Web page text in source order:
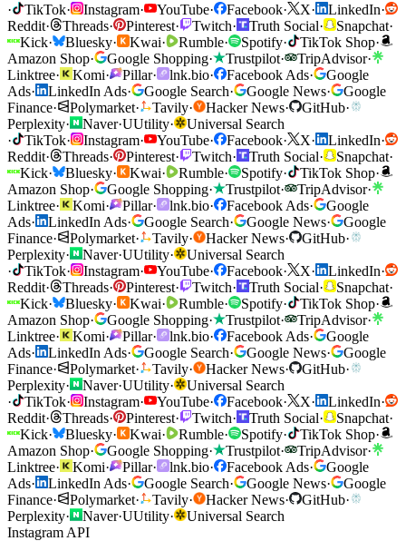
· TikTok· Instagram· YouTube· Facebook· X· LinkedIn·
Reddit· Threads· Pinterest· Twitch· Truth Social· Snapchat·
Kick· Bluesky· Kwai· Rumble· Spotify· TikTok Shop·
Amazon Shop· Google Shopping· Trustpilot· TripAdvisor·
Linktree· Komi· Pillar· lnk.bio· Facebook Ads·
Google
Ads· LinkedIn Ads· Google Search· Google News·
Google
Finance· Polymarket· Tavily· Hacker News· GitHub·
Perplexity· Naver·UUtility·
Universal Search
·
TikTok· Instagram· YouTube· Facebook· X· LinkedIn·
Reddit· Threads· Pinterest· Twitch· Truth Social· Snapchat·
Kick· Bluesky· Kwai· Rumble· Spotify· TikTok Shop·
Amazon Shop· Google Shopping· Trustpilot· TripAdvisor·
Linktree· Komi· Pillar· lnk.bio· Facebook Ads·
Google
Ads· LinkedIn Ads· Google Search· Google News·
Google
Finance· Polymarket· Tavily· Hacker News· GitHub·
Perplexity· Naver·UUtility·
Universal Search
·
TikTok· Instagram· YouTube· Facebook· X· LinkedIn·
Reddit· Threads· Pinterest· Twitch· Truth Social· Snapchat·
Kick· Bluesky· Kwai· Rumble· Spotify· TikTok Shop·
Amazon Shop· Google Shopping· Trustpilot· TripAdvisor·
Linktree· Komi· Pillar· lnk.bio· Facebook Ads·
Google
Ads· LinkedIn Ads· Google Search· Google News·
Google
Finance· Polymarket· Tavily· Hacker News· GitHub·
Perplexity· Naver·UUtility·
Universal Search
·
TikTok· Instagram· YouTube· Facebook· X· LinkedIn·
Reddit· Threads· Pinterest· Twitch· Truth Social· Snapchat·
Kick· Bluesky· Kwai· Rumble· Spotify· TikTok Shop·
Amazon Shop· Google Shopping· Trustpilot· TripAdvisor·
Linktree· Komi· Pillar· lnk.bio· Facebook Ads·
Google
Ads· LinkedIn Ads· Google Search· Google News·
Google
Finance· Polymarket· Tavily· Hacker News· GitHub·
Perplexity· Naver·UUtility·
Universal Search
Instagram API